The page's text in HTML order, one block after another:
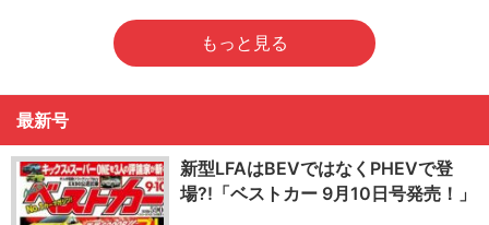
もっと見る
最新号
新型LFAはBEVではなくPHEVで登
場?!「ベストカー 9月10日号発売！」